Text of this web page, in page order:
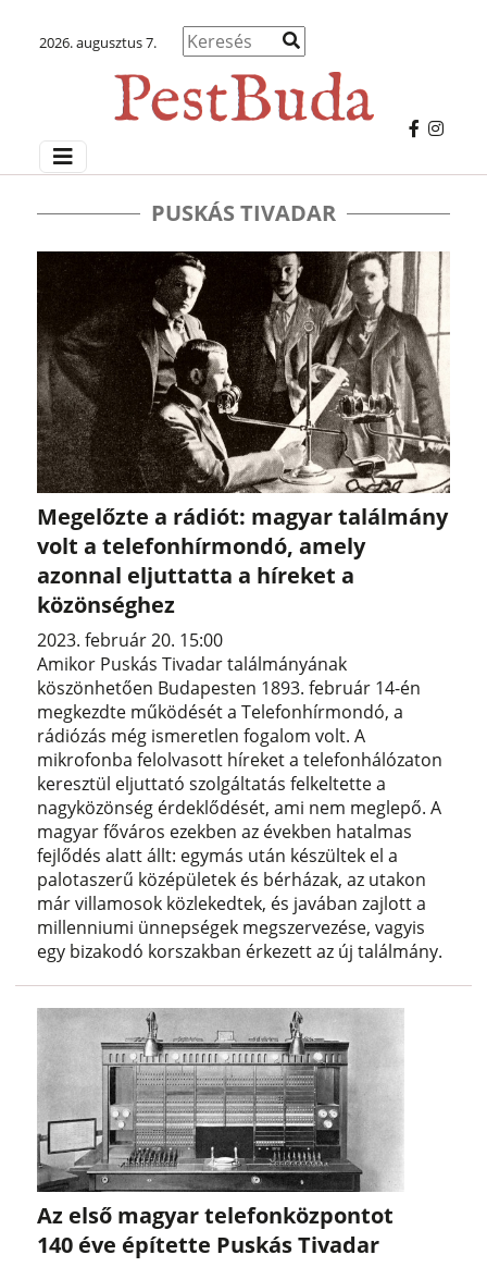
2026. augusztus 7.
PUSKÁS TIVADAR
Megelőzte a rádiót: magyar találmány
volt a telefonhírmondó, amely
azonnal eljuttatta a híreket a
közönséghez
2023. február 20. 15:00
Amikor Puskás Tivadar találmányának
köszönhetően Budapesten 1893. február 14-én
megkezdte működését a Telefonhírmondó, a
rádiózás még ismeretlen fogalom volt. A
mikrofonba felolvasott híreket a telefonhálózaton
keresztül eljuttató szolgáltatás felkeltette a
nagyközönség érdeklődését, ami nem meglepő. A
magyar főváros ezekben az években hatalmas
fejlődés alatt állt: egymás után készültek el a
palotaszerű középületek és bérházak, az utakon
már villamosok közlekedtek, és javában zajlott a
millenniumi ünnepségek megszervezése, vagyis
egy bizakodó korszakban érkezett az új találmány.
Az első magyar telefonközpontot
140 éve építette Puskás Tivadar